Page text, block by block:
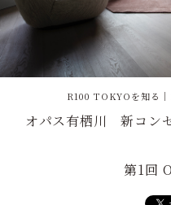
R100 TOKYOを知る
オパス有栖川 新コン
第1回